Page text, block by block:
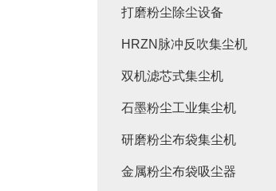
打磨粉尘除尘设备
HRZN脉冲反吹集尘机
双机滤芯式集尘机
石墨粉尘工业集尘机
研磨粉尘布袋集尘机
金属粉尘布袋吸尘器